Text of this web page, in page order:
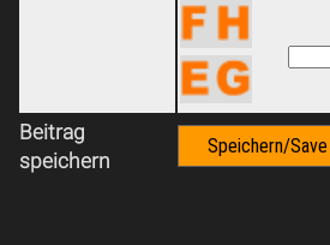
Beitrag
speichern